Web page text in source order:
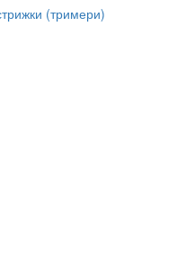
(тримери)